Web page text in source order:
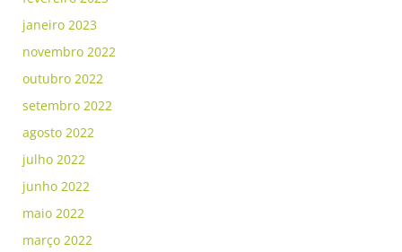
janeiro 2023
novembro 2022
outubro 2022
setembro 2022
agosto 2022
julho 2022
junho 2022
maio 2022
março 2022